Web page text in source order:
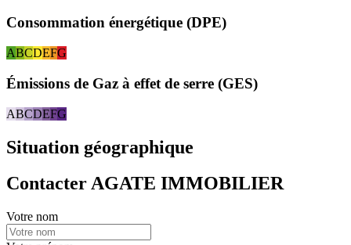
Consommation énergétique (DPE)
ABCDEFG
Émissions de Gaz à effet de serre (GES)
ABCDEFG
Situation géographique
Contacter AGATE IMMOBILIER
Votre nom